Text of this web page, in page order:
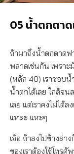
05 น้ำตกตา
ถ้ามาถึงน้ำตกตาดฟ
พลาดเช่นกัน เพรา
(หลัก 40) เราชอบน้
น้ำตกได้เลย ใกล้จ
เลย แต่เราคงไม่ได้
แหละ แหะๆ
เอ้อ ถ้าลงไปข้างล่า
ของเราต้องใช้โทรศั